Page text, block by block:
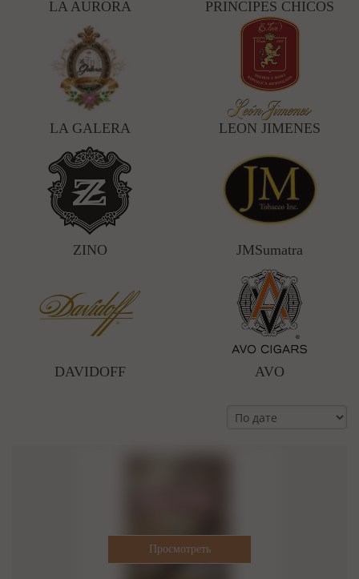
LA AURORA PRINCIPES CHICOS
LA GALERA LEON JIMENES
ZINO JMSumatra
DAVIDOFF AVO